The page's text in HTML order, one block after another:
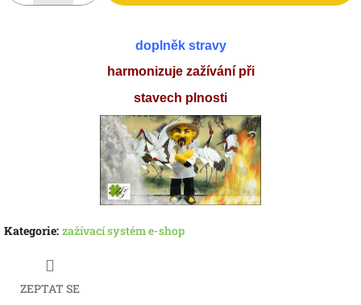
doplněk stravy
harmonizuje zažívání při
stavech plnosti
Kategorie: zažívací systém e-shop
ZEPTAT SE